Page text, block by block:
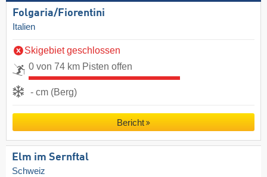
Folgaria/​Fiorentini
Italien
Skigebiet geschlossen
0 von 74 km Pisten offen
- cm (Berg)
Bericht
Elm im Sernftal
Schweiz